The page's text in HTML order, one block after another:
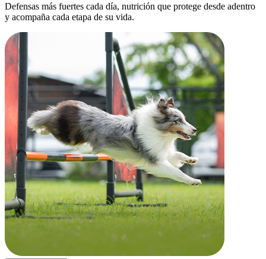
Defensas más fuertes cada día, nutrición que protege desde adentro
y acompaña cada etapa de su vida.